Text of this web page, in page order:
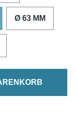
Ø 63 MM